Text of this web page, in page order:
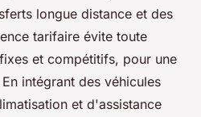
longue distance et des
tarifaire évite toute
et compétitifs, pour une
intégrant des véhicules
et d'assistance